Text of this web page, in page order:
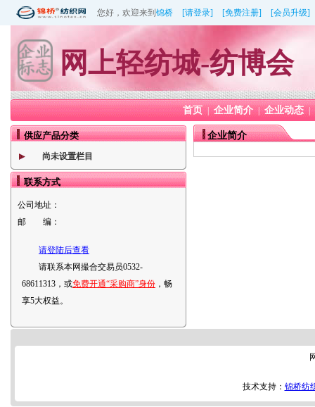
您好，欢迎来到 锦桥 [请登录] [免费注册] [会员升级]
网上轻纺城-纺博会
首页 企业简介 企业动态
供应产品分类
尚未设置栏目
联系方式
公司地址：
邮 编：
请登陆后查看
请联系本网撮合交易员0532-
68611313，或免费开通“采购商”身份 ，畅
享5大权益。
企业简介
技术支持： 锦桥纺